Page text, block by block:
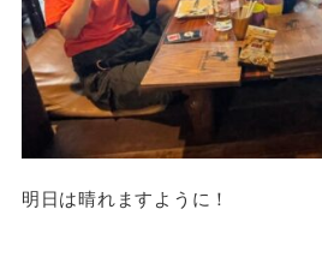
明日は晴れますように！